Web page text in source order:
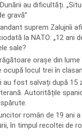
au dificultăți.
gravă”
suprem Zalujnîi
la NATO: „12 ani
sale?
orașe din lume
ocupă locul trei în
au fost salvați după 15
Autoritățile
român de 19 ani
în timpul recoltei de